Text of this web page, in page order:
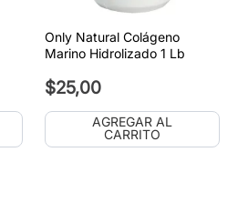
Only Natural Colágeno
Marino Hidrolizado 1 Lb
$25,00
AGREGAR AL
CARRITO